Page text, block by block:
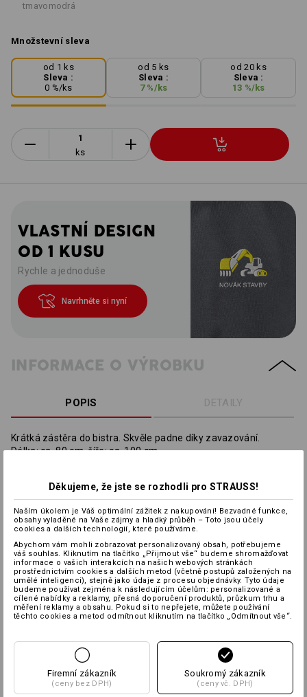
tmavomodrá
Množstevní sleva
od 1 ks
Sleva :
0 %/ks
od 5 ks
Sleva :
7%/ks
od 20 ks
Sleva :
13 %/ ks
ks
Rychle a jednoduše
VLASTNÍ DESIGN
OD 1 KUSU
Navrhněte si nyní
INFORMACE O VÝROBKU
POPIS DETAILY
Krátká zástěra do bistra. Skvěle padne díky zavazování.
Délka: ca. 80 cm, šíře: ca. 100 cm.
Svrchní materiál 65 % Polyester / 35% Bavlna
(cca. 220 g/m²)
Pokyny pro péči:
Informace o výrobci:Bernhard Leiber KG | Kreuzkamp 4 | DE
Personalizace:
Děkujeme, že jste se rozhodli pro STRAUSS!
Naším úkolem je Váš optimální zážitek z nakupování! Bezvadné funkce,
obsahy vyladěné na Vaše zájmy a hladký průběh – Toto jsou účely
cookies a dalších technologií, které používáme.
Abychom vám mohli zobrazovat personalizovaný obsah, potřebujeme
váš souhlas. Kliknutím na tlačítko „Přijmout vše“ budeme shromažďovat
informace o vašich interakcích na našich webových stránkách
prostřednictvím cookies a dalších metod (včetně postupů založených na
umělé inteligenci), stejně jako údaje z procesu objednávky. Tyto údaje
budeme používat zejména k následujícím účelům: personalizované a
cílené nabídky a reklamy, přesná doporučení produktů, průzkum trhu a
měření reklamy a obsahu. Pokud si to nepřejete, můžete používání
těchto cookies a metod odmítnout kliknutím na tlačítko „Odmítnout vše“.
Firemní zákazník
(ceny bez DPH)
Soukromý zákazník
(ceny vč. DPH)